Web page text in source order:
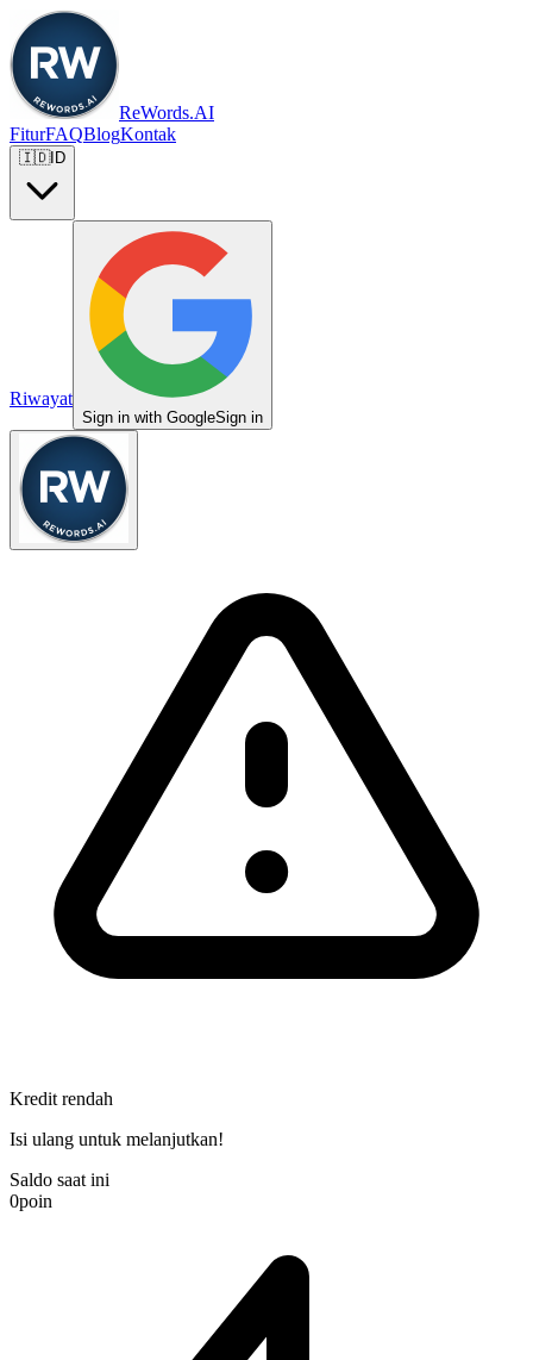
ReWords.AI
FiturFAQBlogKontak
🇮🇩ID
Riwayat
Sign in with GoogleSign in
Kredit rendah
Isi ulang untuk melanjutkan!
Saldo saat ini
0poin